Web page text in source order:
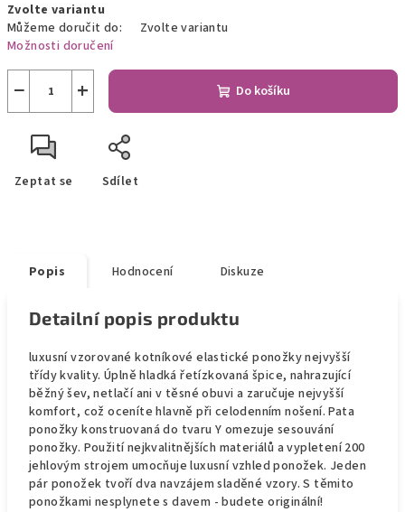
cena:
Zvolte variantu
Můžeme doručit do:
Zvolte variantu
Možnosti doručení
+
− Do košíku
Zeptat se Sdílet
Popis Hodnocení Diskuze
Detailní popis produktu
luxusní vzorované kotníkové elastické ponožky nejvyšší
třídy kvality. Úplně hladká řetízkovaná špice, nahrazující
běžný šev, netlačí ani v těsné obuvi a zaručuje nejvyšší
komfort, což oceníte hlavně při celodenním nošení. Pata
ponožky konstruovaná do tvaru Y omezuje sesouvání
ponožky. Použití nejkvalitnějších materiálů a vypletení 200
jehlovým strojem umocňuje luxusní vzhled ponožek. Jeden
pár ponožek tvoří dva navzájem sladěné vzory. S těmito
ponožkami nesplynete s davem - budete originální!